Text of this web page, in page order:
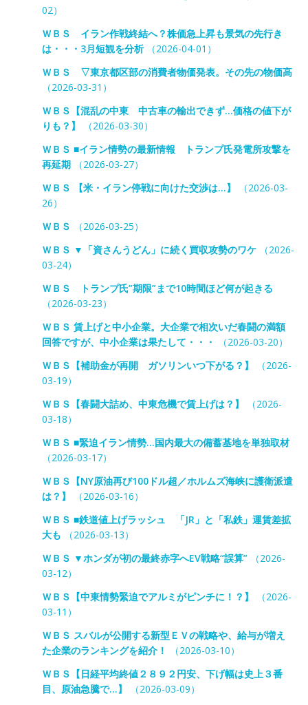
02）
ＷＢＳ イラン作戦終結へ？株価急上昇も景気の先行き
は・・・3月短観を分析（2026-04-01）
ＷＢＳ ▽東京都区部の消費者物価発表。その先の物価高
（2026-03-31）
ＷＢＳ【混乱の中東 中古車の輸出できず…価格の値下が
りも？】
（2026-03-30）
ＷＢＳ ■イラン情勢の最新情報 トランプ氏発電所攻撃を
再延期（2026-03-27）
ＷＢＳ 【米・イラン停戦に向けた交渉は…】
（2026-03-
26）
ＷＢＳ
（2026-03-25）
ＷＢＳ ▼「資さんうどん」に続く買収攻勢のワケ（2026-
03-24）
ＷＢＳ トランプ氏”期限”まで10時間ほど何が起きる
（2026-03-23）
ＷＢＳ 賃上げと中小企業。大企業で相次いだ春闘の満額
回答ですが、中小企業は果たして・・・
（2026-03-20）
ＷＢＳ【補助金が再開 ガソリンいつ下がる？】
（2026-
03-19）
ＷＢＳ【春闘大詰め、中東危機で賃上げは？】
（2026-
03-18）
ＷＢＳ ■緊迫イラン情勢…国内最大の備蓄基地を単独取材
（2026-03-17）
ＷＢＳ【NY原油再び100ドル超／ホルムズ海峡に護衛派遣
は？】
（2026-03-16）
ＷＢＳ ■鉄道値上げラッシュ 「JR」と「私鉄」運賃差拡
大も （2026-03-13）
ＷＢＳ ▼ホンダが初の最終赤字へEV戦略“誤算”（2026-
03-12）
ＷＢＳ【中東情勢緊迫でアルミがピンチに！？】
（2026-
03-11）
ＷＢＳ スバルが公開する新型ＥＶの戦略や、給与が増え
た企業のランキングを紹介！
（2026-03-10）
ＷＢＳ【日経平均終値２８９２円安、下げ幅は史上３番
目、原油急騰で…】
（2026-03-09）